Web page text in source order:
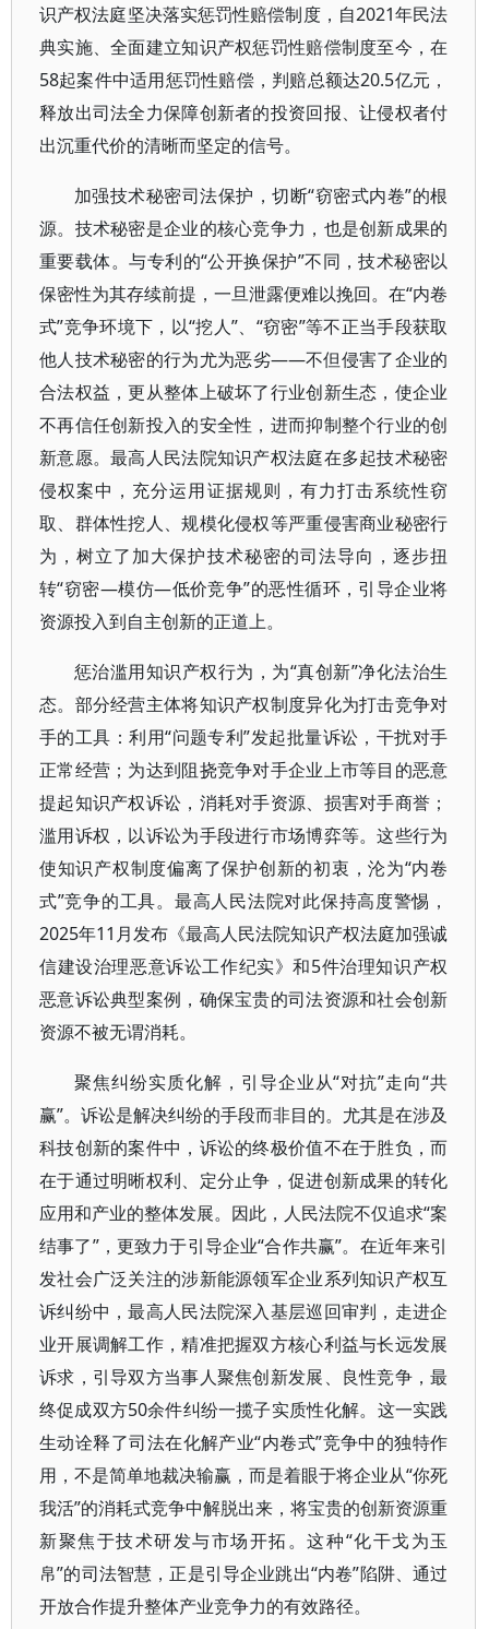
识产权法庭坚决落实惩罚性赔偿制度，自2021年民法
典实施、全面建立知识产权惩罚性赔偿制度至今，在
58起案件中适用惩罚性赔偿，判赔总额达20.5亿元，
释放出司法全力保障创新者的投资回报、让侵权者付
出沉重代价的清晰而坚定的信号。
加强技术秘密司法保护，切断“窃密式内卷”的根
源。技术秘密是企业的核心竞争力，也是创新成果的
重要载体。与专利的“公开换保护”不同，技术秘密以
保密性为其存续前提，一旦泄露便难以挽回。在“内卷
式”竞争环境下，以“挖人”、“窃密”等不正当手段获取
他人技术秘密的行为尤为恶劣——不但侵害了企业的
合法权益，更从整体上破坏了行业创新生态，使企业
不再信任创新投入的安全性，进而抑制整个行业的创
新意愿。最高人民法院知识产权法庭在多起技术秘密
侵权案中，充分运用证据规则，有力打击系统性窃
取、群体性挖人、规模化侵权等严重侵害商业秘密行
为，树立了加大保护技术秘密的司法导向，逐步扭
转“窃密—模仿—低价竞争”的恶性循环，引导企业将
资源投入到自主创新的正道上。
惩治滥用知识产权行为，为“真创新”净化法治生
态。部分经营主体将知识产权制度异化为打击竞争对
手的工具：利用“问题专利”发起批量诉讼，干扰对手
正常经营；为达到阻挠竞争对手企业上市等目的恶意
提起知识产权诉讼，消耗对手资源、损害对手商誉；
滥用诉权，以诉讼为手段进行市场博弈等。这些行为
使知识产权制度偏离了保护创新的初衷，沦为“内卷
式”竞争的工具。最高人民法院对此保持高度警惕，
2025年11月发布《最高人民法院知识产权法庭加强诚
信建设治理恶意诉讼工作纪实》和5件治理知识产权
恶意诉讼典型案例，确保宝贵的司法资源和社会创新
资源不被无谓消耗。
聚焦纠纷实质化解，引导企业从“对抗”走向“共
赢”。诉讼是解决纠纷的手段而非目的。尤其是在涉及
科技创新的案件中，诉讼的终极价值不在于胜负，而
在于通过明晰权利、定分止争，促进创新成果的转化
应用和产业的整体发展。因此，人民法院不仅追求“案
结事了”，更致力于引导企业“合作共赢”。在近年来引
发社会广泛关注的涉新能源领军企业系列知识产权互
诉纠纷中，最高人民法院深入基层巡回审判，走进企
业开展调解工作，精准把握双方核心利益与长远发展
诉求，引导双方当事人聚焦创新发展、良性竞争，最
终促成双方50余件纠纷一揽子实质性化解。这一实践
生动诠释了司法在化解产业“内卷式”竞争中的独特作
用，不是简单地裁决输赢，而是着眼于将企业从“你死
我活”的消耗式竞争中解脱出来，将宝贵的创新资源重
新聚焦于技术研发与市场开拓。这种“化干戈为玉
帛”的司法智慧，正是引导企业跳出“内卷”陷阱、通过
开放合作提升整体产业竞争力的有效路径。